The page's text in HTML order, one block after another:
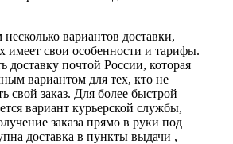
вариантов доставки,
имеет свои особенности и тарифы.
доставку почтой России, которая
вариантом для тех, кто не
свой заказ. Для более быстрой
вариант курьерской службы,
заказа прямо в руки под
доставка в пункты выдачи ,